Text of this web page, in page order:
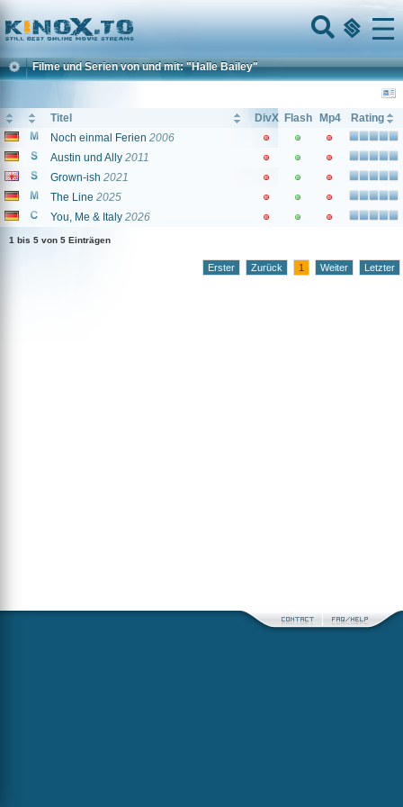
Home
Menu
Filme und Serien von und mit: "Halle Bailey"
Titel DivX Flash Mp4
Rating
Noch einmal Ferien 2006
Austin und Ally 2011
Grown-ish 2021
The Line 2025
You, Me & Italy 2026
1 bis 5 von 5 Einträgen
Erster Zurück 1 Weiter Letzter